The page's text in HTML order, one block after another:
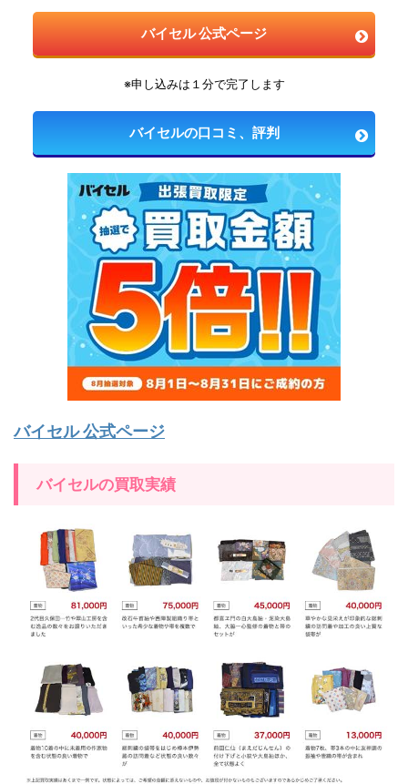
バイセル 公式ページ
※申し込みは１分で完了します
バイセルの口コミ、評判
バイセル 公式ページ
バイセルの買取実績